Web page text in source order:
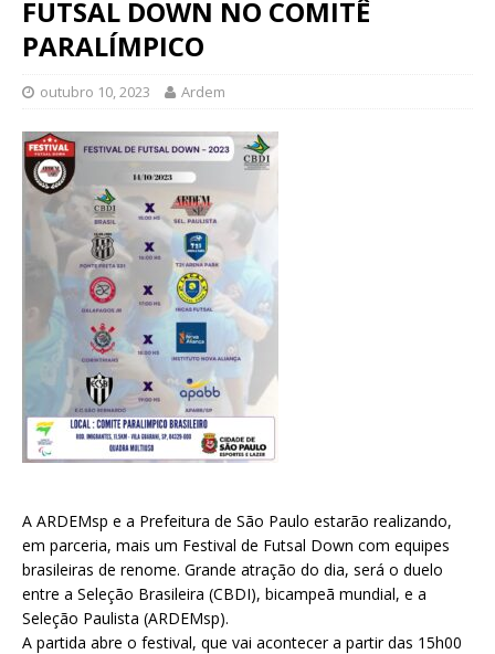
FUTSAL DOWN NO COMITÊ
PARALÍMPICO
outubro 10, 2023 Ardem
A ARDEMsp e a Prefeitura de São Paulo estarão realizando,
em parceria, mais um Festival de Futsal Down com equipes
brasileiras de renome. Grande atração do dia, será o duelo
entre a Seleção Brasileira (CBDI), bicampeã mundial, e a
Seleção Paulista (ARDEMsp).
A partida abre o festival, que vai acontecer a partir das 15h00